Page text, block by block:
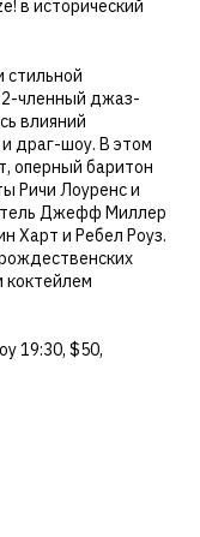
в исторический
членный джаз-
влияний
и драг-шоу. В этом
оперный баритон
Ричи Лоуренс и
Джефф Миллер
Харт и Ребел Роуз.
коктейлем
19:30, $50,